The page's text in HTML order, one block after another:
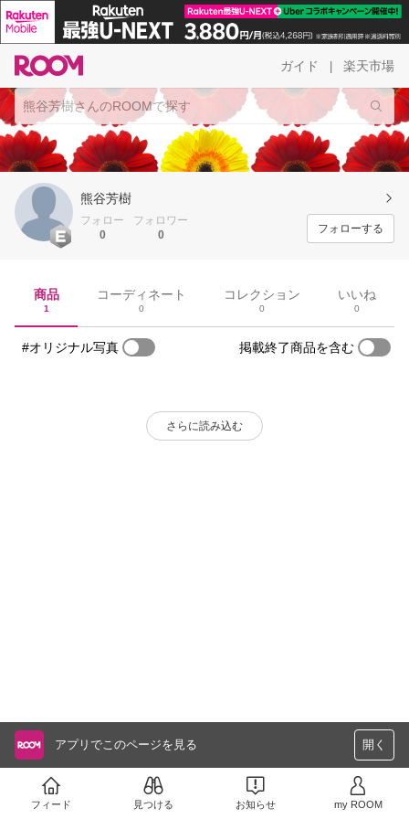
ガイド 楽天市場
熊谷芳樹
フォロー
0
フォロワー
0
フォローする
商品
1
コーディネート
0
コレクション
0
いいね
0
#オリジナル写真 掲載終了商品を含む
さらに読み込む
アプリでこのページを見る 開く
フィード 見つける お知らせ my ROOM